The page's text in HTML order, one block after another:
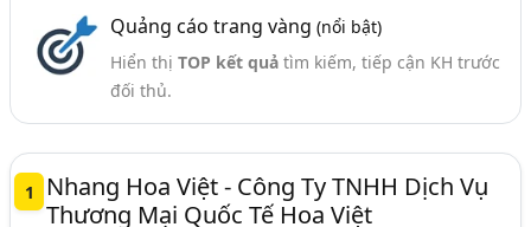
Hương, Nhang - Máy Móc Và Thiết Bị Sản Xuất (18)
Khánh Hòa
Nam Định
Nghệ An
Quảng Ninh
Thanh Hóa
Thừa Thiên Huế
Bình Định
Gia Lai Hải Dương
Long An
Quảng Nam
Quảng Ngãi
Sóc Trăng
Tiền Giang
Vĩnh Long
Quảng cáo trang vàng (nổi bật)
Hiển thị TOP kết quảtìm kiếm, tiếp cận KH trước
đối thủ.
1
Nhang Hoa Việt - Công Ty TNHH Dịch Vụ
Thương Mại Quốc Tế Hoa Việt